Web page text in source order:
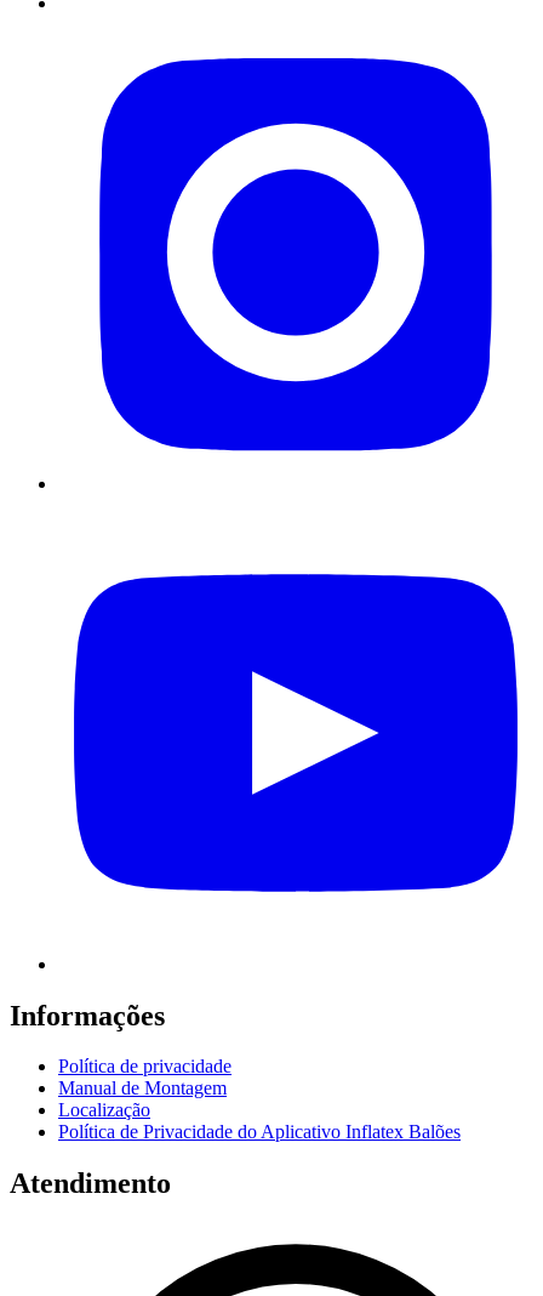
Informações
Política de privacidade
Manual de Montagem
Localização
Política de Privacidade do Aplicativo Inflatex Balões
Atendimento